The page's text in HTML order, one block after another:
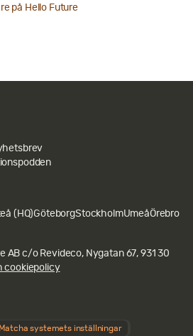
på Hello Future
(HQ)GöteborgStockholmUmeåÖrebro
AB c/o Revideco, Nygatan 67, 931 30
cookiepolicy
Matcha systemets inställningar